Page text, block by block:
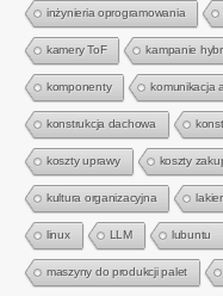
inżynieria oprogramowania
kamery ToF kampanie
komponenty komunikacja
konstrukcja dachowa
koszty uprawy koszty
kultura organizacyjna
linux LLM lubuntu
maszyny do produkcji palet